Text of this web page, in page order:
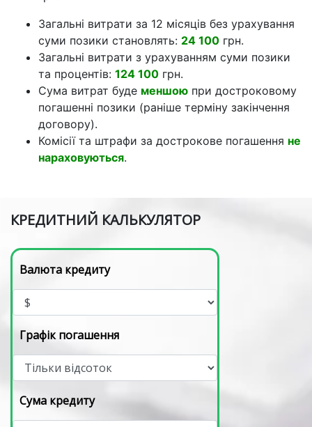
Загальні витрати за 12 місяців без урахування
суми позики становлять: 24 100 грн.
Загальні витрати з урахуванням суми позики
та процентів: 124 100 грн.
Сума витрат буде меншою при достроковому
погашенні позики (раніше терміну закінчення
договору).
Комісії та штрафи за дострокове погашення не
нараховуються.
КРЕДИТНИЙ КАЛЬКУЛЯТОР
Валюта кредиту
Графік погашення
Сума кредиту